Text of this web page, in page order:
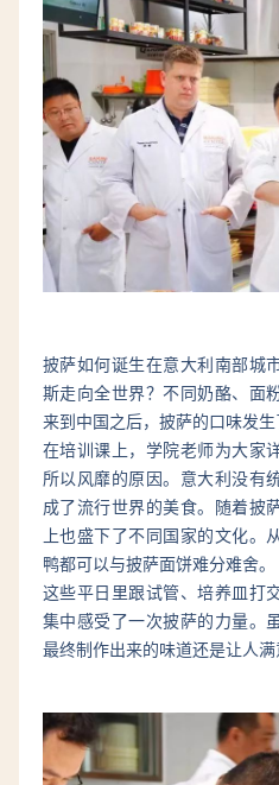
披萨如何诞生在意大利南部城
斯走向全世界？不同奶酪、面
来到中国之后，披萨的口味发生
在培训课上，学院老师为大家
所以风靡的原因。意大利没有
成了流行世界的美食。随着披
上也盛下了不同国家的文化。
鸭都可以与披萨面饼难分难舍。
这些平日里跟试管、培养皿打
集中感受了一次披萨的力量。
最终制作出来的味道还是让人满